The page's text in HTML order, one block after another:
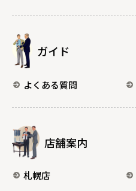
ガイド
よくある質問
店舗案内
札幌店